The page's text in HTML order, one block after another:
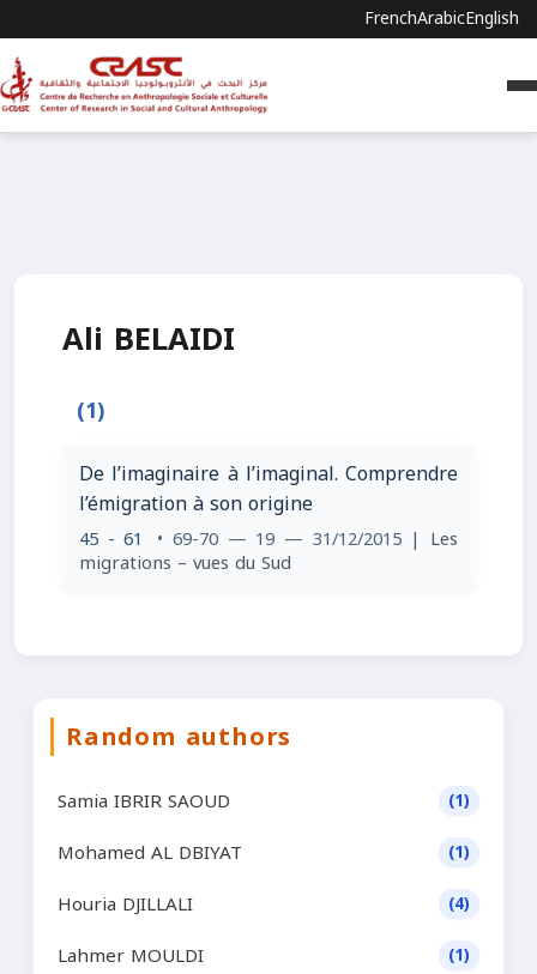
FrenchArabicEnglish
Ali BELAIDI
(1)
De l’imaginaire à l’imaginal. Comprendre
l’émigration à son origine
45 - 61 • 69-70 — 19 — 31/12/2015 | Les
migrations – vues du Sud
Random authors
Samia IBRIR SAOUD (1)
Mohamed AL DBIYAT (1)
Houria DJILLALI (4)
Lahmer MOULDI (1)